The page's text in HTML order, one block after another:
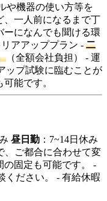
や機器の使い方等を
、一人前になるまで丁
ーになんでも聞ける環
アアッププラン - 二
（全額会社負担） - 運
ップ試験に臨むことが
能です。
昼日勤 ：7~14日休み
、ご都合に合わせて変
の固定も可能です。 -
ください。 - 有給休暇